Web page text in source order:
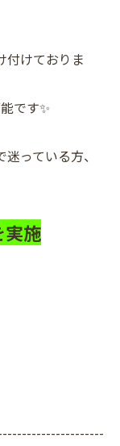
付けておりま
です✨
っている方、
実施